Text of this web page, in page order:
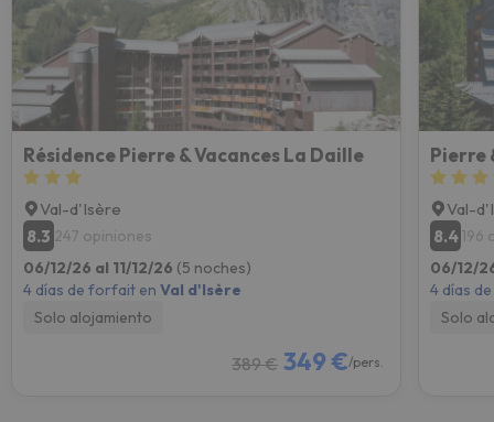
Résidence Pierre & Vacances La Daille
Val-d'Isère
8.3 247 opiniones
06/12/26 al 11/12/26 (5 noches)
4 días de forfait en Val d'Isère
Solo alojamiento
389 € 349 €/pers.
Val-
8.4196
06/12/
4 días
Solo